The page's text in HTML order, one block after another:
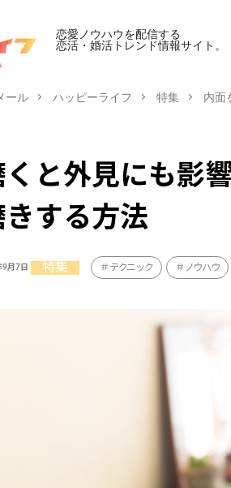
恋愛ノウハウを配信する
恋活・婚活トレンド情報サイト。
ール ハッピーライフ 特集 内面
くと外見にも影
する方法
月7日 特集 テクニック ノウハウ